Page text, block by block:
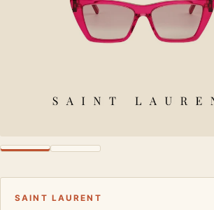
SAINT LAURENT